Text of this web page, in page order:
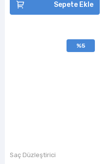
Sepete Ekle
%5
Saç Düzleştirici